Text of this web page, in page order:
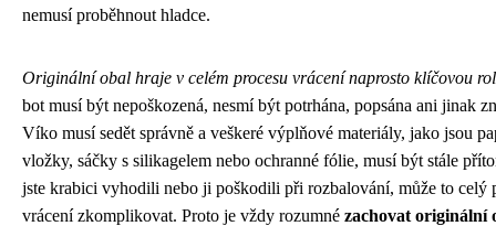
nemusí proběhnout hladce.
Originální obal hraje v celém procesu vrácení naprosto klíčovou
bot musí být nepoškozená, nesmí být potrhána, popsána ani jinak
Víko musí sedět správně a veškeré výplňové materiály, jako jsou
vložky, sáčky s silikagelem nebo ochranné fólie, musí být stále
jste krabici vyhodili nebo ji poškodili při rozbalování, může to celý
vrácení zkomplikovat. Proto je vždy rozumné zachovat originální